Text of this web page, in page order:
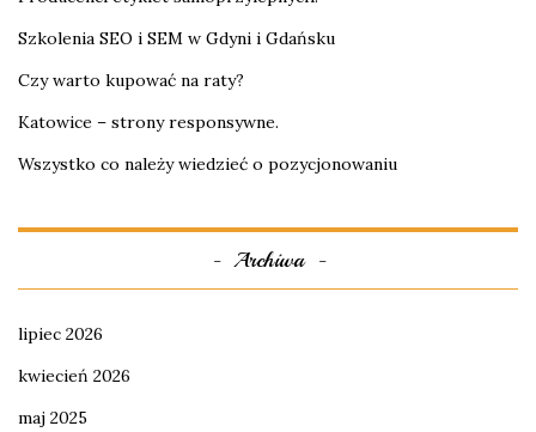
Szkolenia SEO i SEM w Gdyni i Gdańsku
Czy warto kupować na raty?
Katowice – strony responsywne.
Wszystko co należy wiedzieć o pozycjonowaniu
Archiwa
lipiec 2026
kwiecień 2026
maj 2025